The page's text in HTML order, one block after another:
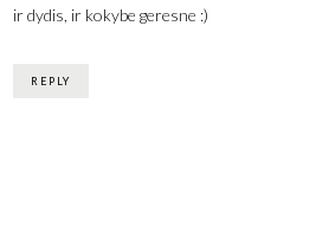
ir dydis, ir kokybe geresne :)
REPLY